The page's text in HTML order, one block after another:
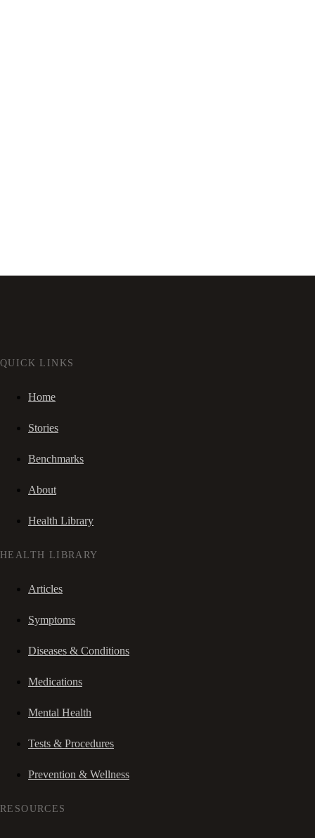
QUICK LINKS
Home
Stories
Benchmarks
About
Health Library
HEALTH LIBRARY
Articles
Symptoms
Diseases & Conditions
Medications
Mental Health
Tests & Procedures
Prevention & Wellness
RESOURCES